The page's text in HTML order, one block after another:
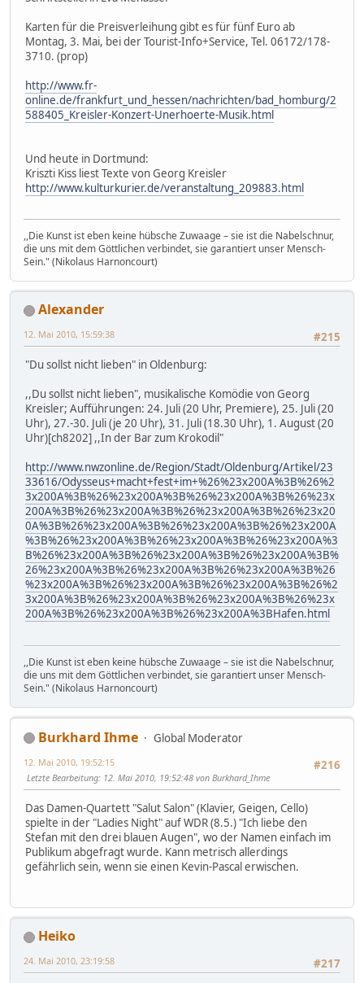
Karten für die Preisverleihung gibt es für fünf Euro ab
Montag, 3. Mai, bei der Tourist-Info+Service, Tel. 06172/178-
3710. (prop)
http://www.fr-
online.de/frankfurt_und_hessen/nachrichten/bad_homburg/2
588405_Kreisler-Konzert-Unerhoerte-Musik.html
Und heute in Dortmund:
Kriszti Kiss liest Texte von Georg Kreisler
http://www.kulturkurier.de/veranstaltung_209883.html
,,Die Kunst ist eben keine hübsche Zuwaage – sie ist die Nabelschnur,
die uns mit dem Göttlichen verbindet, sie garantiert unser Mensch-
Sein." (Nikolaus Harnoncourt)
Alexander
#215
12. Mai 2010, 15:59:38
"Du sollst nicht lieben" in Oldenburg:
,,Du sollst nicht lieben", musikalische Komödie von Georg
Kreisler; Aufführungen: 24. Juli (20 Uhr, Premiere), 25. Juli (20
Uhr), 27.-30. Juli (je 20 Uhr), 31. Juli (18.30 Uhr), 1. August (20
Uhr)[ch8202] ,,In der Bar zum Krokodil"
http://www.nwzonline.de/Region/Stadt/Oldenburg/Artikel/23
33616/Odysseus+macht+fest+im+%26%23x200A%3B%26%2
3x200A%3B%26%23x200A%3B%26%23x200A%3B%26%23x
200A%3B%26%23x200A%3B%26%23x200A%3B%26%23x20
0A%3B%26%23x200A%3B%26%23x200A%3B%26%23x200A
%3B%26%23x200A%3B%26%23x200A%3B%26%23x200A%3
B%26%23x200A%3B%26%23x200A%3B%26%23x200A%3B%
26%23x200A%3B%26%23x200A%3B%26%23x200A%3B%26
%23x200A%3B%26%23x200A%3B%26%23x200A%3B%26%2
3x200A%3B%26%23x200A%3B%26%23x200A%3B%26%23x
200A%3B%26%23x200A%3B%26%23x200A%3BHafen.html
,,Die Kunst ist eben keine hübsche Zuwaage – sie ist die Nabelschnur,
die uns mit dem Göttlichen verbindet, sie garantiert unser Mensch-
Sein." (Nikolaus Harnoncourt)
Burkhard Ihme
Global Moderator
#216
12. Mai 2010, 19:52:15
Letzte Bearbeitung: 12. Mai 2010, 19:52:48 von Burkhard_Ihme
Das Damen-Quartett "Salut Salon" (Klavier, Geigen, Cello)
spielte in der "Ladies Night" auf WDR (8.5.) "Ich liebe den
Stefan mit den drei blauen Augen", wo der Namen einfach im
Publikum abgefragt wurde. Kann metrisch allerdings
gefährlich sein, wenn sie einen Kevin-Pascal erwischen.
Heiko
#217
24. Mai 2010, 23:19:58